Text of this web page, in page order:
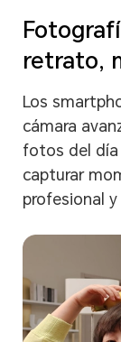
retrato,
Los
cámara
fotos del día
capturar
profesional